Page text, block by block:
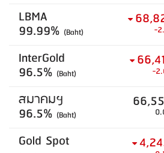
LBMA
99.99% (Baht) -
InterGold
96.5% (Baht) -
สมาคมฯ
96.5% (Baht)
Gold Spot